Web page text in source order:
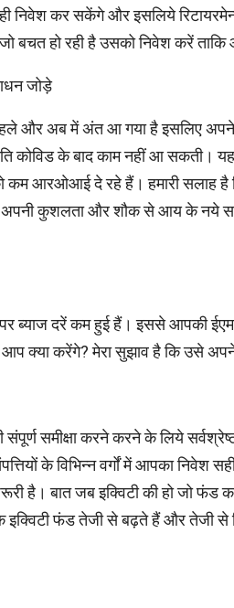
कर सकेंगे और इसलिये
बचत हो रही है उसको निवेश करें ताकि
जोड़े
और अब में अंत आ गया है इसलिए
कोविड के बाद काम नहीं आ सकती।
आरओआई दे रहे हैं। हमारी सलाह
कुशलता और शौक से आय के नये
पर ब्याज दरें कम हुई हैं। इससे आपकी
क्या करेंगे? मेरा सुझाव है कि उसे अपने
समीक्षा करने करने के लिये
के विभिन्न वर्गों में आपका निवेश
है। बात जब इक्विटी की हो जो
इक्विटी फंड तेजी से बढ़ते हैं और तेजी